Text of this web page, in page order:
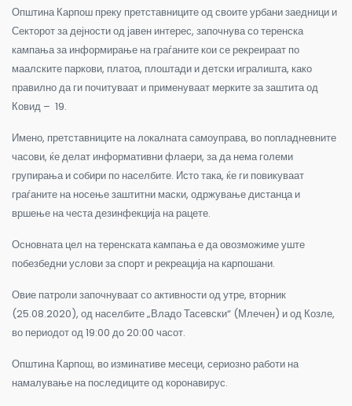
Општина Карпош преку претставниците од своите урбани заедници и
Секторот за дејности од јавен интерес, започнува со теренска
кампања за информирање на граѓаните кои се рекреираат по
маалските паркови, платоа, плоштади и детски игралишта, како
правилно да ги почитуваат и применуваат мерките за заштита од
Ковид – 19.
Имено, претставниците на локалната самоуправа, во попладневните
часови, ќе делат информативни флаери, за да нема големи
групирања и собири по населбите. Исто така, ќе ги повикуваат
граѓаните на носење заштитни маски, одржување дистанца и
вршење на честа дезинфекција на рацете.
Основната цел на теренската кампања е да овозможиме уште
побезбедни услови за спорт и рекреација на карпошани.
Овие патроли започнуваат со активности од утре, вторник
(25.08.2020), од населбите „Владо Тасевски“ (Млечен) и од Козле,
во периодот од 19:00 до 20:00 часот.
Општина Карпош, во изминативе месеци, сериозно работи на
намалување на последиците од коронавирус.